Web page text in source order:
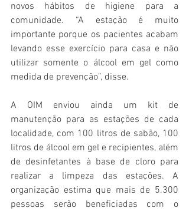
novos hábitos de higiene para a
comunidade. “A estação é muito
importante porque os pacientes acabam
levando esse exercício para casa e não
utilizar somente o álcool em gel como
medida de prevenção”, disse.
A OIM enviou ainda um kit de
manutenção para as estações de cada
localidade, com 100 litros de sabão, 100
litros de álcool em gel e recipientes, além
de desinfetantes à base de cloro para
realizar a limpeza das estações. A
organização estima que mais de 5.300
pessoas serão beneficiadas com o